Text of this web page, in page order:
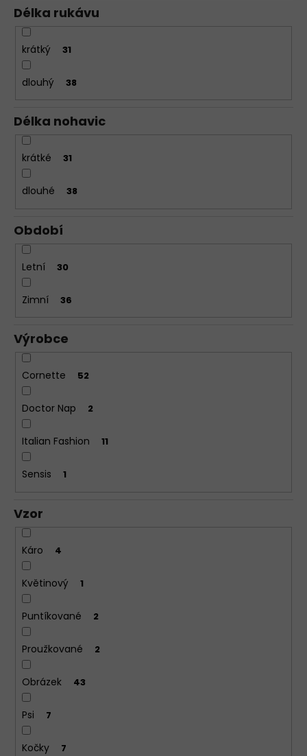
Délka rukávu
krátký 31
dlouhý 38
Délka nohavic
krátké 31
dlouhé 38
Období
Letní 30
Zimní 36
Výrobce
Cornette 52
Doctor Nap 2
Italian Fashion 11
Sensis 1
Vzor
Káro 4
Květinový 1
Puntíkované 2
Proužkované 2
Obrázek 43
Psi 7
Kočky 7